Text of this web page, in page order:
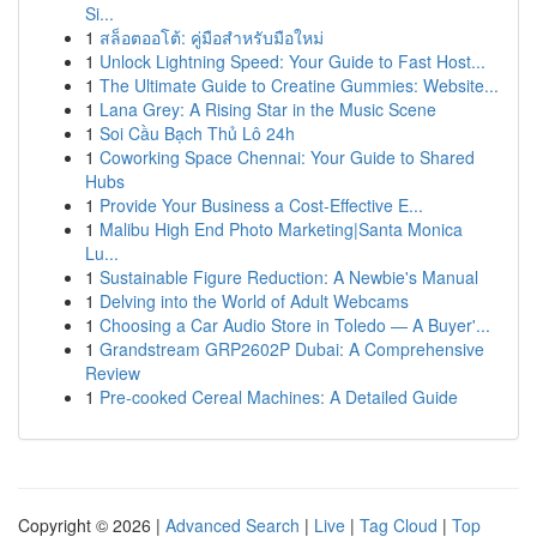
Si...
1 สล็อตออโต้: คู่มือสำหรับมือใหม่
1 Unlock Lightning Speed: Your Guide to Fast Host...
1 The Ultimate Guide to Creatine Gummies: Website...
1 Lana Grey: A Rising Star in the Music Scene
1 Soi Cầu Bạch Thủ Lô 24h
1 Coworking Space Chennai: Your Guide to Shared
Hubs
1 Provide Your Business a Cost-Effective E...
1 Malibu High End Photo Marketing|Santa Monica
Lu...
1 Sustainable Figure Reduction: A Newbie's Manual
1 Delving into the World of Adult Webcams
1 Choosing a Car Audio Store in Toledo — A Buyer'...
1 Grandstream GRP2602P Dubai: A Comprehensive
Review
1 Pre-cooked Cereal Machines: A Detailed Guide
Copyright © 2026 | Advanced Search | Live | Tag Cloud | Top